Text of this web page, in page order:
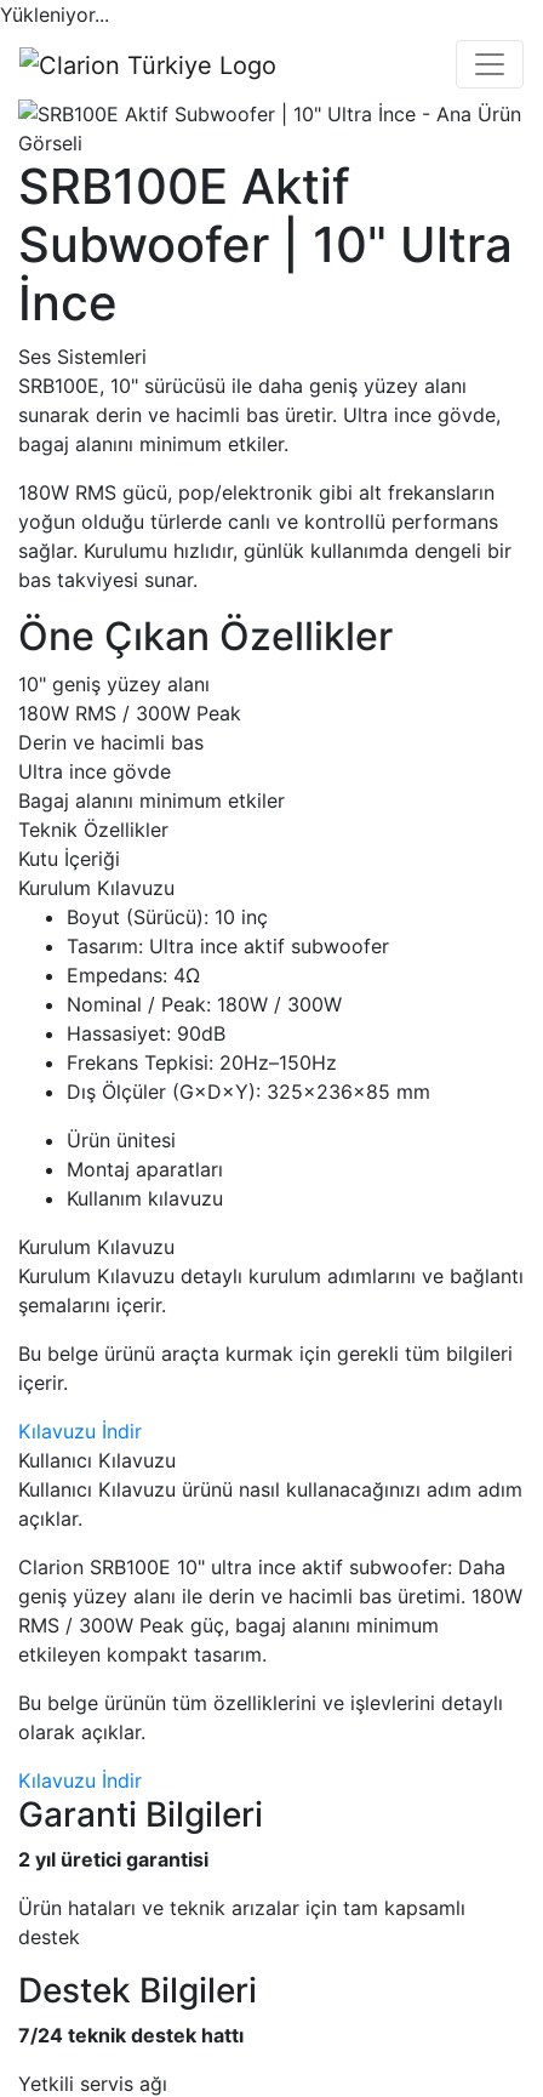
Yükleniyor...
SRB100E Aktif
Subwoofer | 10" Ultra
İnce
Ses Sistemleri
SRB100E, 10" sürücüsü ile daha geniş yüzey alanı
sunarak derin ve hacimli bas üretir. Ultra ince gövde,
bagaj alanını minimum etkiler.
180W RMS gücü, pop/elektronik gibi alt frekansların
yoğun olduğu türlerde canlı ve kontrollü performans
sağlar. Kurulumu hızlıdır, günlük kullanımda dengeli bir
bas takviyesi sunar.
Öne Çıkan Özellikler
10" geniş yüzey alanı
180W RMS / 300W Peak
Derin ve hacimli bas
Ultra ince gövde
Bagaj alanını minimum etkiler
Teknik Özellikler
Kutu İçeriği
Kurulum Kılavuzu
Boyut (Sürücü): 10 inç
Tasarım: Ultra ince aktif subwoofer
Empedans: 4Ω
Nominal / Peak: 180W / 300W
Hassasiyet: 90dB
Frekans Tepkisi: 20Hz–150Hz
Dış Ölçüler (G×D×Y): 325×236×85 mm
Ürün ünitesi
Montaj aparatları
Kullanım kılavuzu
Kurulum Kılavuzu
Kurulum Kılavuzu detaylı kurulum adımlarını ve bağlantı
şemalarını içerir.
Bu belge ürünü araçta kurmak için gerekli tüm bilgileri
içerir.
Kılavuzu İndir
Kullanıcı Kılavuzu
Kullanıcı Kılavuzu ürünü nasıl kullanacağınızı adım adım
açıklar.
Clarion SRB100E 10" ultra ince aktif subwoofer: Daha
geniş yüzey alanı ile derin ve hacimli bas üretimi. 180W
RMS / 300W Peak güç, bagaj alanını minimum
etkileyen kompakt tasarım.
Bu belge ürünün tüm özelliklerini ve işlevlerini detaylı
olarak açıklar.
Kılavuzu İndir
Garanti Bilgileri
2 yıl üretici garantisi
Ürün hataları ve teknik arızalar için tam kapsamlı
destek
Destek Bilgileri
7/24 teknik destek hattı
Yetkili servis ağı